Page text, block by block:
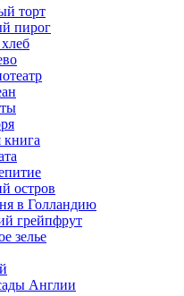
торт
пирог
остров
в Голландию
грейпфрут
зелье
Англии